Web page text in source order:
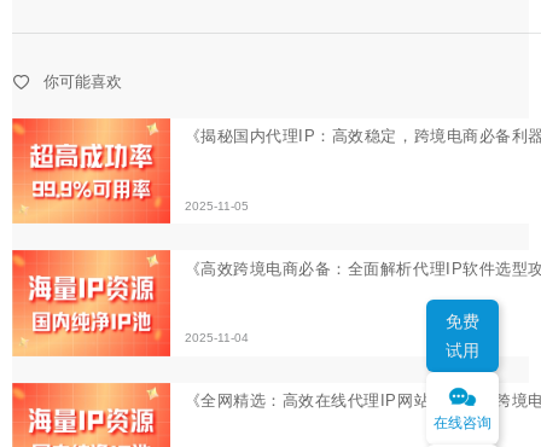
你可能喜欢
《全网精选：高效在线代理IP网站大汇总，跨境电商必备
2025-11-04
免费
试用
在线咨询